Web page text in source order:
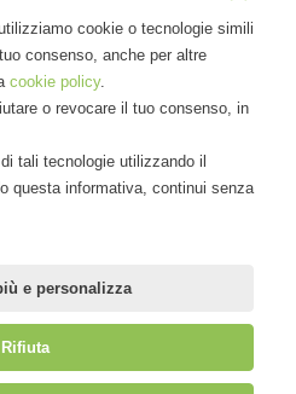
è sposato e ha due
e Sviluppo di TIM e
coinvolge le 48.000 persone
cookie o tecnologie simili
consenso, anche per altre
cookie policy.
o revocare il tuo consenso, in
tali tecnologie utilizzando il
questa informativa, continui senza
e personalizza
Rifiuta